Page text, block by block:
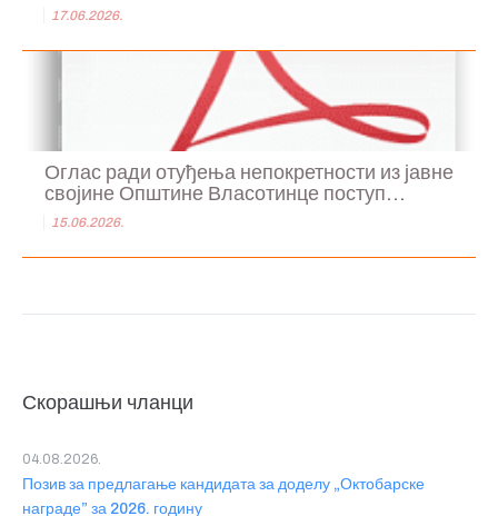
17.06.2026.
Оглас ради отуђења непокретности из јавне
својине Општине Власотинце поступ...
15.06.2026.
Скорашњи чланци
Позив за предлагање кандидата за доделу „Октобарске
награде” за 2026. годину
04.08.2026.